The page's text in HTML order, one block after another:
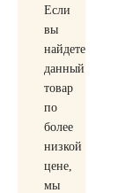
Если
вы
найдете
данный
товар
по
более
низкой
цене,
мы